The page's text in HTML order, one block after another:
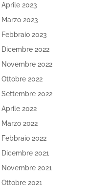
Aprile 2023
Marzo 2023
Febbraio 2023
Dicembre 2022
Novembre 2022
Ottobre 2022
Settembre 2022
Aprile 2022
Marzo 2022
Febbraio 2022
Dicembre 2021
Novembre 2021
Ottobre 2021